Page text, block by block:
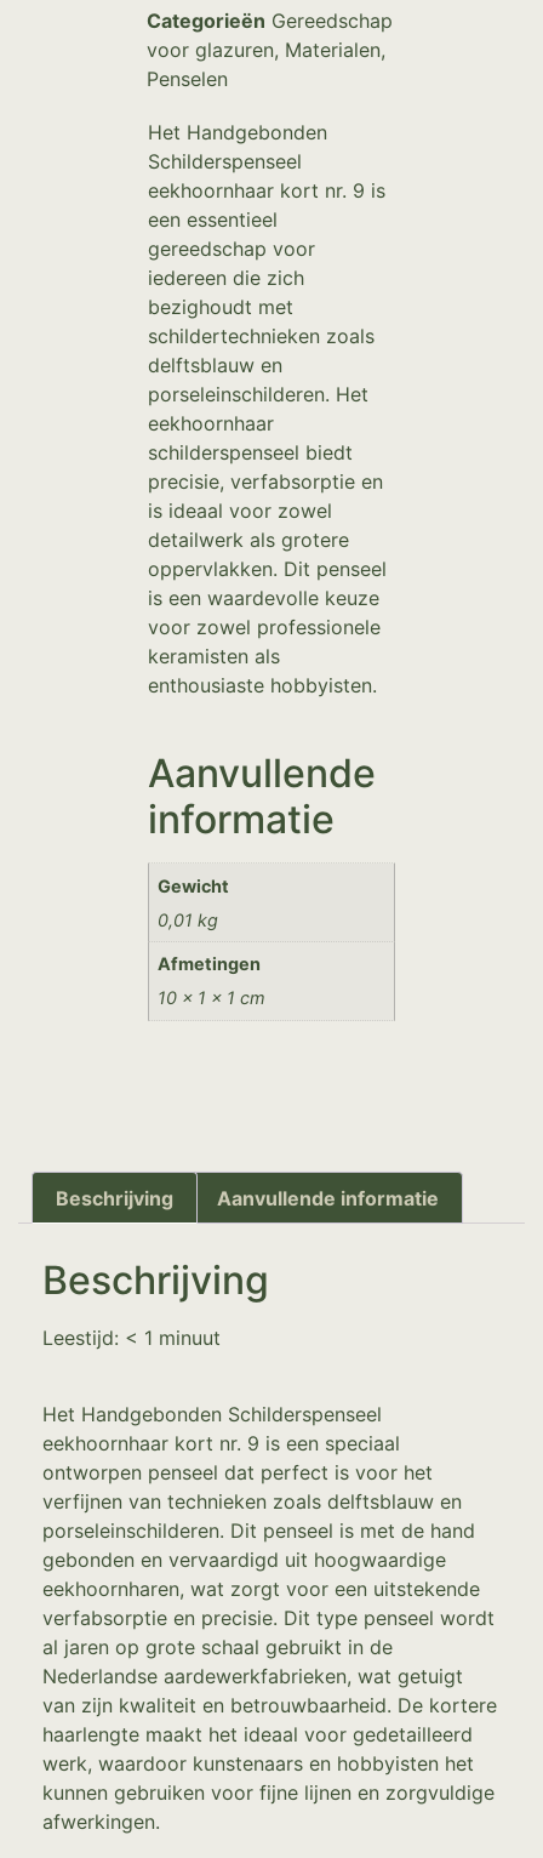
Categorieën Gereedschap
voor glazuren, Materialen,
Penselen
Het Handgebonden
Schilderspenseel
eekhoornhaar kort nr. 9 is
een essentieel
gereedschap voor
iedereen die zich
bezighoudt met
schildertechnieken zoals
delftsblauw en
porseleinschilderen. Het
eekhoornhaar
schilderspenseel biedt
precisie, verfabsorptie en
is ideaal voor zowel
detailwerk als grotere
oppervlakken. Dit penseel
is een waardevolle keuze
voor zowel professionele
keramisten als
enthousiaste hobbyisten.
Aanvullende
informatie
Gewicht
0,01 kg
Afmetingen
10 × 1 × 1 cm
Beschrijving Aanvullende informatie
Beschrijving
Leestijd: < 1 minuut
Het Handgebonden Schilderspenseel
eekhoornhaar kort nr. 9 is een speciaal
ontworpen penseel dat perfect is voor het
verfijnen van technieken zoals delftsblauw en
porseleinschilderen. Dit penseel is met de hand
gebonden en vervaardigd uit hoogwaardige
eekhoornharen, wat zorgt voor een uitstekende
verfabsorptie en precisie. Dit type penseel wordt
al jaren op grote schaal gebruikt in de
Nederlandse aardewerkfabrieken, wat getuigt
van zijn kwaliteit en betrouwbaarheid. De kortere
haarlengte maakt het ideaal voor gedetailleerd
werk, waardoor kunstenaars en hobbyisten het
kunnen gebruiken voor fijne lijnen en zorgvuldige
afwerkingen.